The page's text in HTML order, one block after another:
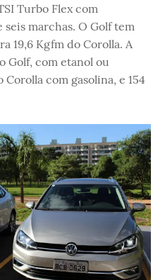
Turbo Flex com
marchas. O Golf tem
19,6 Kgfm do Corolla. A
Golf, com etanol ou
Corolla com gasolina, e 154